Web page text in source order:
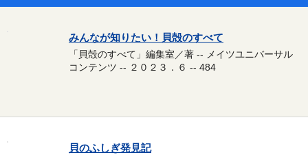
みんなが知りたい！貝殻のすべて
「貝殻のすべて」編集室／著 -- メイツユニバーサル
コンテンツ -- ２０２３．６ -- 484
貝のふしぎ発見記